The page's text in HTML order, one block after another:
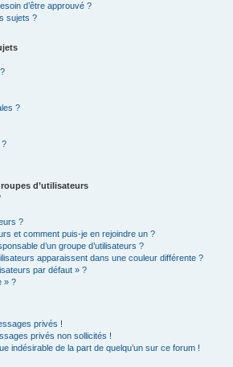
d’être approuvé ?
sujets ?
?
?
d’utilisateurs
?
et comment puis-je en rejoindre un ?
d’un groupe d’utilisateurs ?
apparaissent dans une couleur différente ?
par défaut » ?
» ?
privés !
privés non sollicités !
indésirable de la part de quelqu’un sur ce forum !